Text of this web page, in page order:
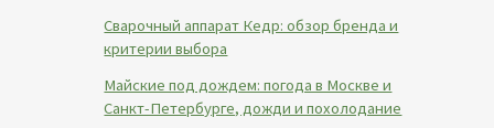
Сварочный аппарат Кедр: обзор бренда и
критерии выбора
Майские под дождем: погода в Москве и
Санкт-Петербурге, дожди и похолодание